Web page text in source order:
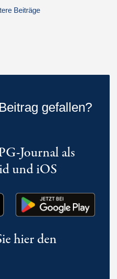
Beiträge
gefallen?
Journal als
und iOS
hier den